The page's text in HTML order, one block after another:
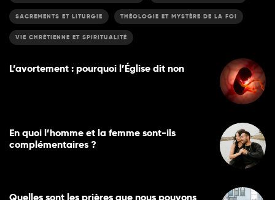
SACREMENTS ET LITURGIE THÉOLOGIE ET MYSTÈRE DE LA FOI
VIE CHRÉTIENNE ET SPIRITUALITÉ
L’avortement : pourquoi l’Église dit non
En quoi l’homme et la femme sont-ils
complémentaires ?
Quelles sont les prières que nous pouvons